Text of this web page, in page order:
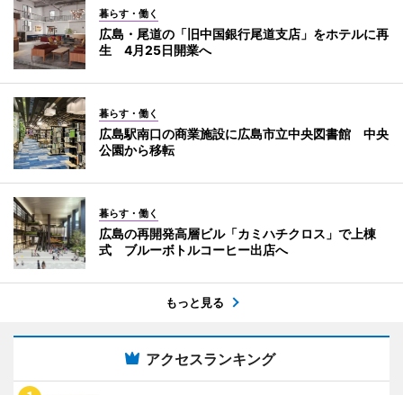
暮らす・働く
広島・尾道の「旧中国銀行尾道支店」をホテルに再
生 4月25日開業へ
暮らす・働く
広島駅南口の商業施設に広島市立中央図書館 中央
公園から移転
暮らす・働く
広島の再開発高層ビル「カミハチクロス」で上棟
式 ブルーボトルコーヒー出店へ
もっと見る
アクセスランキング